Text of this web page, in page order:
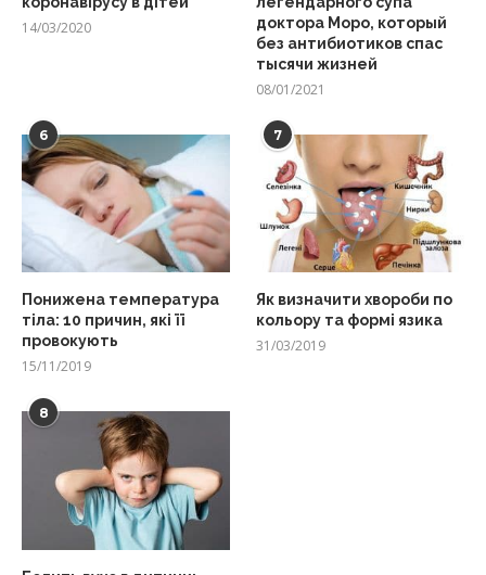
14/03/2020
доктора Моро, который
без антибиотиков спас
тысячи жизней
08/01/2021
6
Понижена температура
тіла: 10 причин, які її
провокують
15/11/2019
7
Як визначити хвороби по
кольору та формі язика
31/03/2019
8